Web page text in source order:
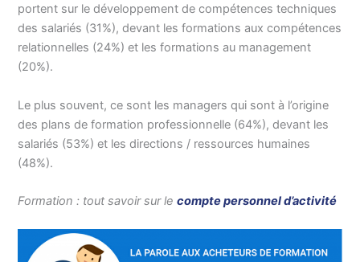
portent sur le développement de compétences techniques
des salariés (31%), devant les formations aux compétences
relationnelles (24%) et les formations au management
(20%).
Le plus souvent, ce sont les managers qui sont à l’origine
des plans de formation professionnelle (64%), devant les
salariés (53%) et les directions / ressources humaines
(48%).
Formation : tout savoir sur lecompte personnel d’activité